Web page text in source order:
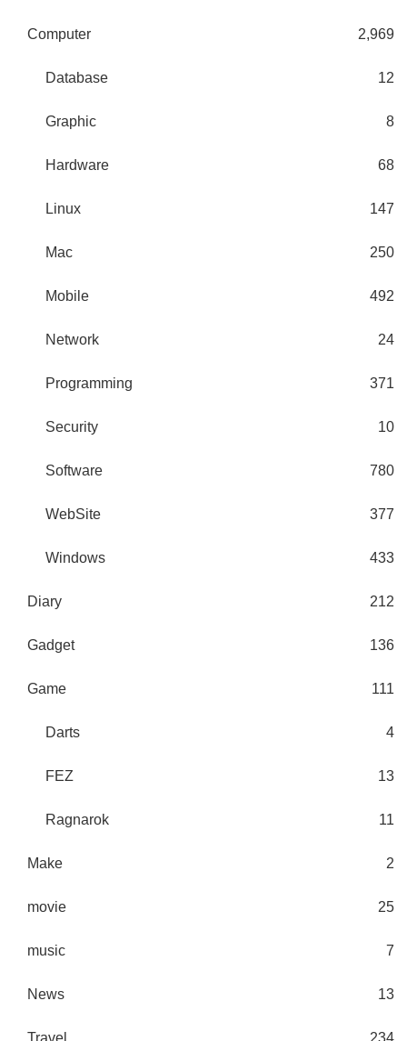
Computer 2,969
Database 12
Graphic 8
Hardware 68
Linux 147
Mac 250
Mobile 492
Network 24
Programming 371
Security 10
Software 780
WebSite 377
Windows 433
Diary 212
Gadget 136
Game 111
Darts 4
FEZ 13
Ragnarok 11
Make 2
movie 25
music 7
News 13